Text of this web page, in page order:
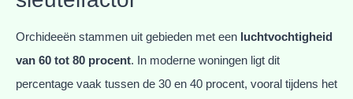
Orchideeën stammen uit gebieden met een luchtvochtigheid
van 60 tot 80 procent. In moderne woningen ligt dit
percentage vaak tussen de 30 en 40 procent, vooral tijdens het